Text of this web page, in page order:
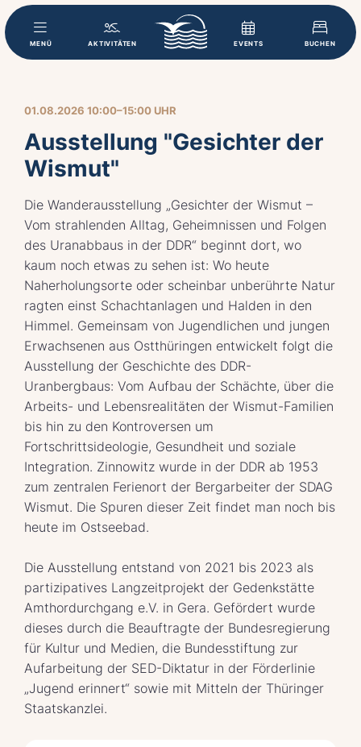
MENÜ AKTIVITÄTEN EVENTS BUCHEN
01.08.2026 10:00–15:00 UHR
Ausstellung "Gesichter der
Wismut"
Die Wanderausstellung „Gesichter der Wismut –
Vom strahlenden Alltag, Geheimnissen und Folgen
des Uranabbaus in der DDR“ beginnt dort, wo
kaum noch etwas zu sehen ist: Wo heute
Naherholungsorte oder scheinbar unberührte Natur
ragten einst Schachtanlagen und Halden in den
Himmel. Gemeinsam von Jugendlichen und jungen
Erwachsenen aus Ostthüringen entwickelt folgt die
Ausstellung der Geschichte des DDR-
Uranbergbaus: Vom Aufbau der Schächte, über die
Arbeits- und Lebensrealitäten der Wismut-Familien
bis hin zu den Kontroversen um
Fortschrittsideologie, Gesundheit und soziale
Integration. Zinnowitz wurde in der DDR ab 1953
zum zentralen Ferienort der Bergarbeiter der SDAG
Wismut. Die Spuren dieser Zeit findet man noch bis
heute im Ostseebad.
Die Ausstellung entstand von 2021 bis 2023 als
partizipatives Langzeitprojekt der Gedenkstätte
Amthordurchgang e.V. in Gera. Gefördert wurde
dieses durch die Beauftragte der Bundesregierung
für Kultur und Medien, die Bundesstiftung zur
Aufarbeitung der SED-Diktatur in der Förderlinie
„Jugend erinnert“ sowie mit Mitteln der Thüringer
Staatskanzlei.